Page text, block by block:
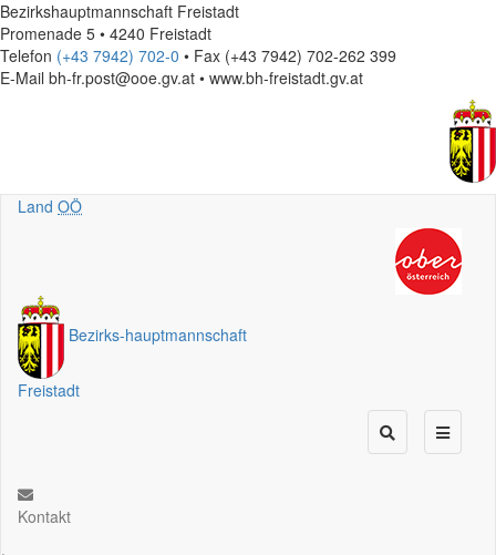
Bezirkshauptmannschaft Freistadt
Promenade 5 • 4240 Freistadt
Telefon (+43 7942) 702-0 • Fax (+43 7942) 702-262 399
E-Mail bh-fr.post@ooe.gv.at • www.bh-freistadt.gv.at
Land OÖ
Bezirks-hauptmannschaft
Freistadt
Kontakt
.